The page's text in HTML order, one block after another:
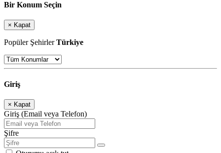
Bir Konum Seçin
× Kapat
Popüler ŞehirlerTürkiye
Giriş
× Kapat
Giriş (Email veya Telefon)
Şifre